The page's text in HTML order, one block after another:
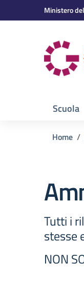
Vai ai contenuti
Vai al menu diMinistero
Scuola
Home
Tutti i
stesse
NON